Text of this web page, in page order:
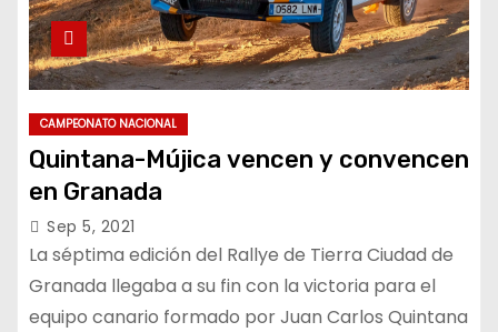
CAMPEONATO NACIONAL
Quintana-Mújica vencen y convencen
en Granada
Sep 5, 2021
La séptima edición del Rallye de Tierra Ciudad de
Granada llegaba a su fin con la victoria para el
equipo canario formado por Juan Carlos Quintana